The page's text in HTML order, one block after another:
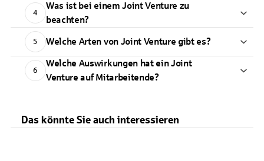
4
Was ist bei einem Joint Venture zu
beachten?
5 Welche Arten von Joint Venture gibt es?
6
Welche Auswirkungen hat ein Joint
Venture auf Mitarbeitende?
Das könnte Sie auch interessieren